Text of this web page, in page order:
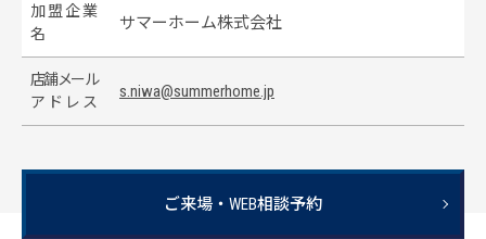
加盟 企業
名
サマーホーム株式会社
店舗メール
ア ド レ ス
s.niwa@summerhome.jp
ご来場・WEB相談予約